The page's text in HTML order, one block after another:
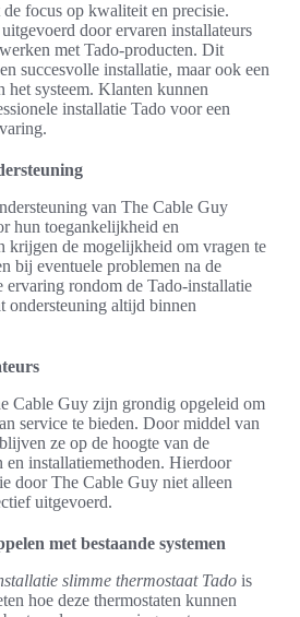
focus op kwaliteit en precisie.
door ervaren installateurs
met Tado-producten. Dit
succesvolle installatie, maar ook een
systeem. Klanten kunnen
installatie Tado voor een
van The Cable Guy
hun toegankelijkheid en
krijgen de mogelijkheid om vragen te
bij eventuele problemen na de
ervaring rondom de Tado-installatie
ondersteuning altijd binnen
Cable Guy zijn grondig opgeleid om
service te bieden. Door middel van
ze op de hoogte van de
en installatiemethoden. Hierdoor
door The Cable Guy niet alleen
uitgevoerd.
met bestaande systemen
slimme thermostaat Tado is
hoe deze thermostaten kunnen